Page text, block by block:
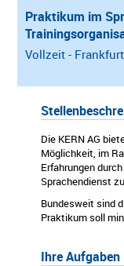
Praktikum im
Vollzeit -
Die KERN AG
Möglichkeit, im
Erfahrungen
Sprachendienst
Bundesweit sind
Praktikum soll
Ihre Aufgaben